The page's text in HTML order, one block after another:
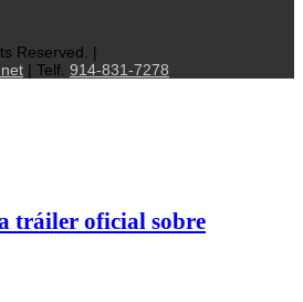
Reserved. |
| Telf. 914-831-7278
tráiler oficial sobre